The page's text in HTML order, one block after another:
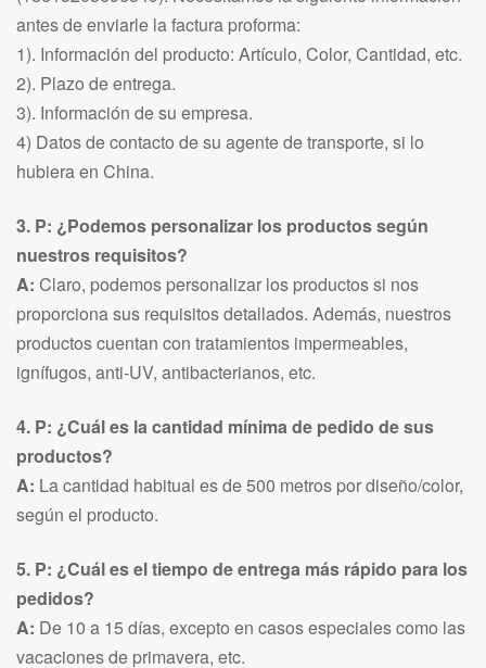
antes de enviarle la factura proforma:
1). Información del producto: Artículo, Color, Cantidad, etc.
2). Plazo de entrega.
3). Información de su empresa.
4) Datos de contacto de su agente de transporte, si lo
hubiera en China.
3. P: ¿Podemos personalizar los productos según
nuestros requisitos?
A: Claro, podemos personalizar los productos si nos
proporciona sus requisitos detallados. Además, nuestros
productos cuentan con tratamientos impermeables,
ignífugos, anti-UV, antibacterianos, etc.
4. P: ¿Cuál es la cantidad mínima de pedido de sus
productos?
A: La cantidad habitual es de 500 metros por diseño/color,
según el producto.
5. P: ¿Cuál es el tiempo de entrega más rápido para los
pedidos?
A: De 10 a 15 días, excepto en casos especiales como las
vacaciones de primavera, etc.